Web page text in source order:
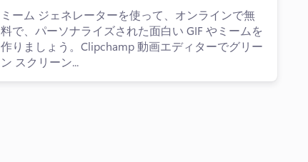
ミーム ジェネレーターを使って、オンラインで無
料で、パーソナライズされた面白い GIF やミームを
作りましょう。Clipchamp 動画エディターでグリー
ン スクリーン...